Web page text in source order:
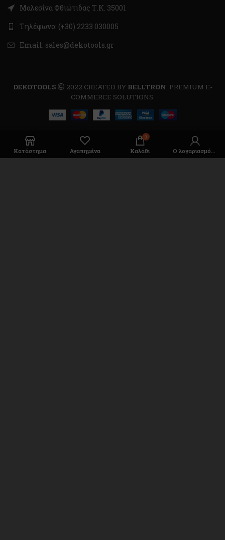
Μαλεσίνα Φθιώτιδας Τ.Κ. 35001
Τηλέφωνο: (+30) 2233 030005
Email: sales@dekotools.gr
DEKOTOOLS 2022 CREATED BY BELLTRON. PREMIUM E-
COMMERCE SOLUTIONS.
Κατάστημα Αγαπημένα
0
Καλάθι Ο λογαριασμός μου